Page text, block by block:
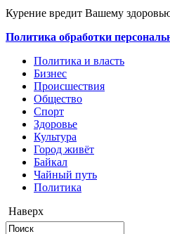
Курение вредит Вашему
Политика обработки
Политика и власть
Бизнес
Происшествия
Общество
Cпорт
Здоровье
Культура
Город живёт
Байкал
Чайный путь
Политика
Наверх